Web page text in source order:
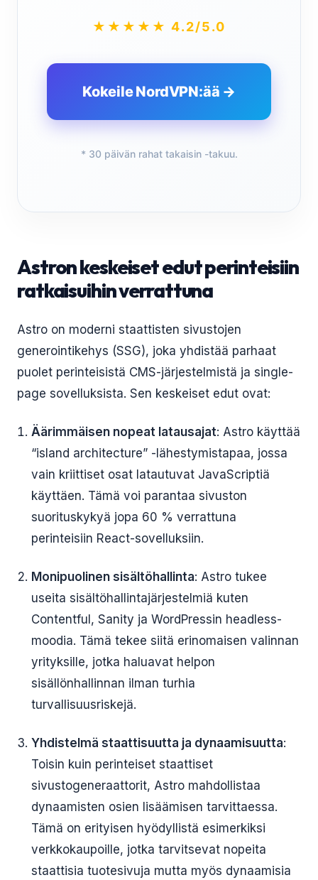
★★★★★ 4.2/5.0
Kokeile NordVPN:ää →
* 30 päivän rahat takaisin -takuu.
Astron keskeiset edut perinteisiin
ratkaisuihin verrattuna
Astro on moderni staattisten sivustojen
generointikehys (SSG), joka yhdistää parhaat
puolet perinteisistä CMS-järjestelmistä ja single-
page sovelluksista. Sen keskeiset edut ovat:
Äärimmäisen nopeat latausajat: Astro käyttää
“island architecture” -lähestymistapaa, jossa
vain kriittiset osat latautuvat JavaScriptiä
käyttäen. Tämä voi parantaa sivuston
suorituskykyä jopa 60 % verrattuna
perinteisiin React-sovelluksiin.
Monipuolinen sisältöhallinta: Astro tukee
useita sisältöhallintajärjestelmiä kuten
Contentful, Sanity ja WordPressin headless-
moodia. Tämä tekee siitä erinomaisen valinnan
yrityksille, jotka haluavat helpon
sisällönhallinnan ilman turhia
turvallisuusriskejä.
Yhdistelmä staattisuutta ja dynaamisuutta:
Toisin kuin perinteiset staattiset
sivustogeneraattorit, Astro mahdollistaa
dynaamisten osien lisäämisen tarvittaessa.
Tämä on erityisen hyödyllistä esimerkiksi
verkkokaupoille, jotka tarvitsevat nopeita
staattisia tuotesivuja mutta myös dynaamisia